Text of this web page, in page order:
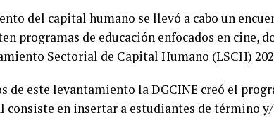
del capital humano se llevó a cabo un
programas de educación enfocados en cine,
Sectorial de Capital Humano (LSCH)
de este levantamiento la DGCINE creó el
consiste en insertar a estudiantes de término